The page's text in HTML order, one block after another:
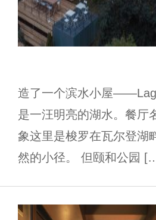
造了一个滨水小屋
是一汪明亮的湖水。餐厅
象这里是梭罗在瓦尔登湖
然的小径。 但颐和公园